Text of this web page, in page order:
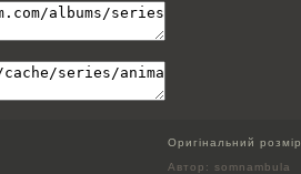
Оригінальний розмір
Автор: somnambula